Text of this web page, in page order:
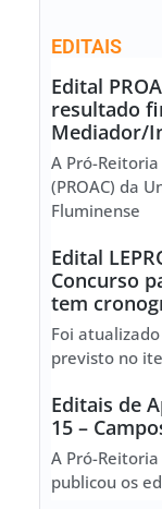
EDITAIS
Edital
resultado
Mediador/
A Pró-
(PROAC) da
Fluminense
Edital
Concurso
tem
Foi
previsto no
Editais de
15 –
A Pró-Reitoria
publicou os